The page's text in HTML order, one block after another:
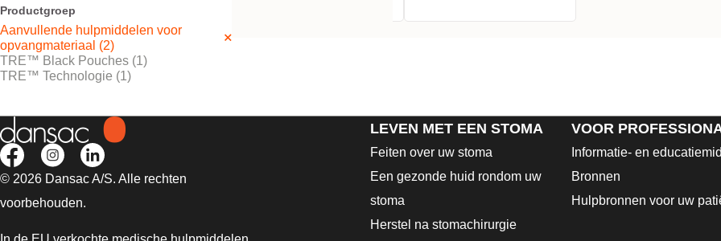
Productgroep
Aanvullende hulpmiddelen voor
opvangmateriaal (2)
TRE™ Black Pouches (1)
TRE™ Technologie (1)
© 2026 Dansac A/S. Alle rechten
voorbehouden.
LEVEN MET EEN STOMA
Feiten over uw stoma
Een gezonde huid rondom uw
stoma
Herstel na stomachirurgie
VOOR
Informatie- en
Bronnen
Hulpbronnen voor uw